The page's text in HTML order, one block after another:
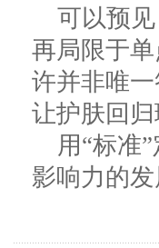
可以预
再局限于
许并非唯
让护肤回
用“标准
影响力的发